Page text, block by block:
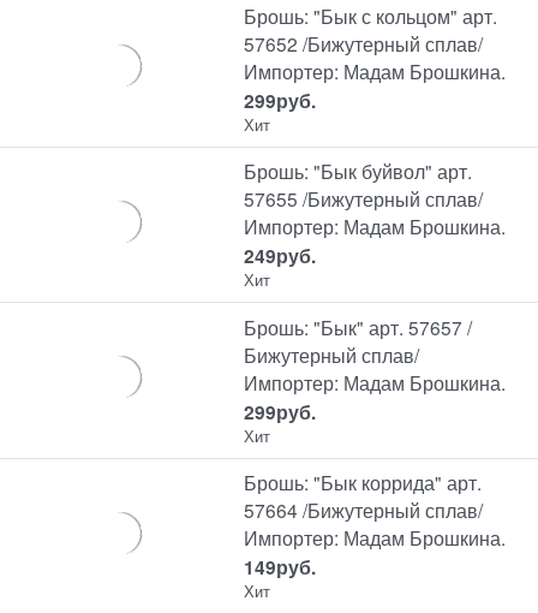
Брошь: "Бык с кольцом" арт.
57652 /Бижутерный сплав/
Импортер: Мадам Брошкина.
299руб.
Хит
Брошь: "Бык буйвол" арт.
57655 /Бижутерный сплав/
Импортер: Мадам Брошкина.
249руб.
Хит
Брошь: "Бык" арт. 57657 /
Бижутерный сплав/
Импортер: Мадам Брошкина.
299руб.
Хит
Брошь: "Бык коррида" арт.
57664 /Бижутерный сплав/
Импортер: Мадам Брошкина.
149руб.
Хит